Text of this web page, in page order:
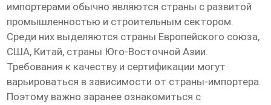
импортерами обычно являются страны с развитой
промышленностью и строительным сектором.
Среди них выделяются страны Европейского союза,
США, Китай, страны Юго-Восточной Азии.
Требования к качеству и сертификации могут
варьироваться в зависимости от страны-импортера.
Поэтому важно заранее ознакомиться с